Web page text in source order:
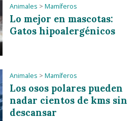
Animales > Mamíferos
Lo mejor en mascotas:
Gatos hipoalergénicos
Animales > Mamíferos
Los osos polares pueden
nadar cientos de kms sin
descansar